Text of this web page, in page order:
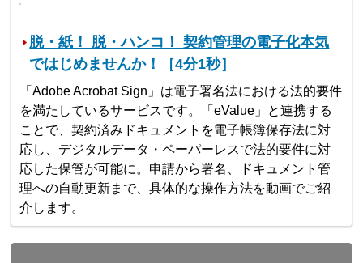
脱・紙！ 脱・ハンコ！ 契約管理の電子化本気
ではじめませんか！［4分1秒］
「Adobe Acrobat Sign」は電子署名法における法的要件
を満たしているサービスです。「eValue」と連携する
ことで、契約済みドキュメントを電子帳簿保存法に対
応し、デジタルデータ・ペーパーレスで法的要件に対
応した保管が可能に。申請から署名、ドキュメント管
理への自動更新まで、具体的な操作方法を動画でご紹
介します。